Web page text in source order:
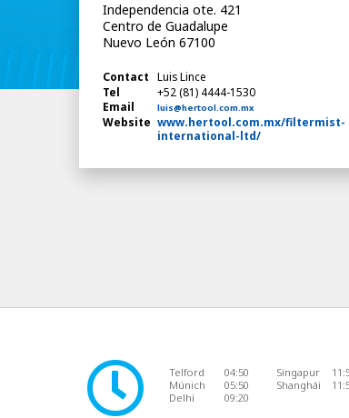
Independencia ote. 421
Centro de Guadalupe
Nuevo León 67100
Contact
Luis Lince
Tel
+52 (81) 4444-1530
Email
luis@hertool.com.mx
Website www.hertool.com.mx/filtermist-
international-ltd/
Telford
04:50
Múnich
05:50
Delhi
09:20
Singapur
Shanghái